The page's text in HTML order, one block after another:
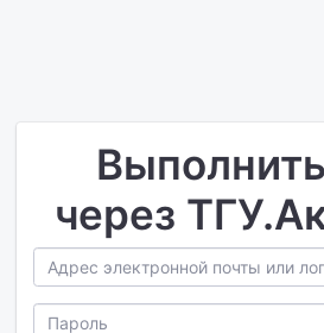
через